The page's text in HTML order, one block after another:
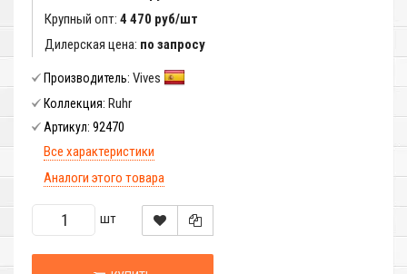
Крупный опт: 4 470 руб/шт
Дилерская цена: по запросу
Производитель: Vives
Коллекция: Ruhr
Артикул: 92470
Все характеристики
Аналоги этого товара
шт